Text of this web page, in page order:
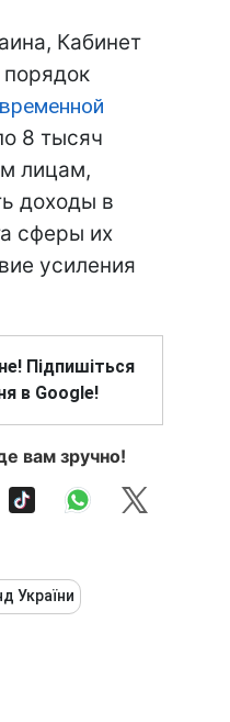
Кабинет
порядок
8 тысяч
лицам,
доходы в
сферы их
усиления
Підпишіться
в Google!
вам зручно!
України